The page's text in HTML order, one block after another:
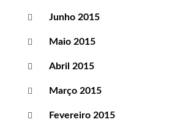
Junho 2015
Maio 2015
Abril 2015
Março 2015
Fevereiro 2015